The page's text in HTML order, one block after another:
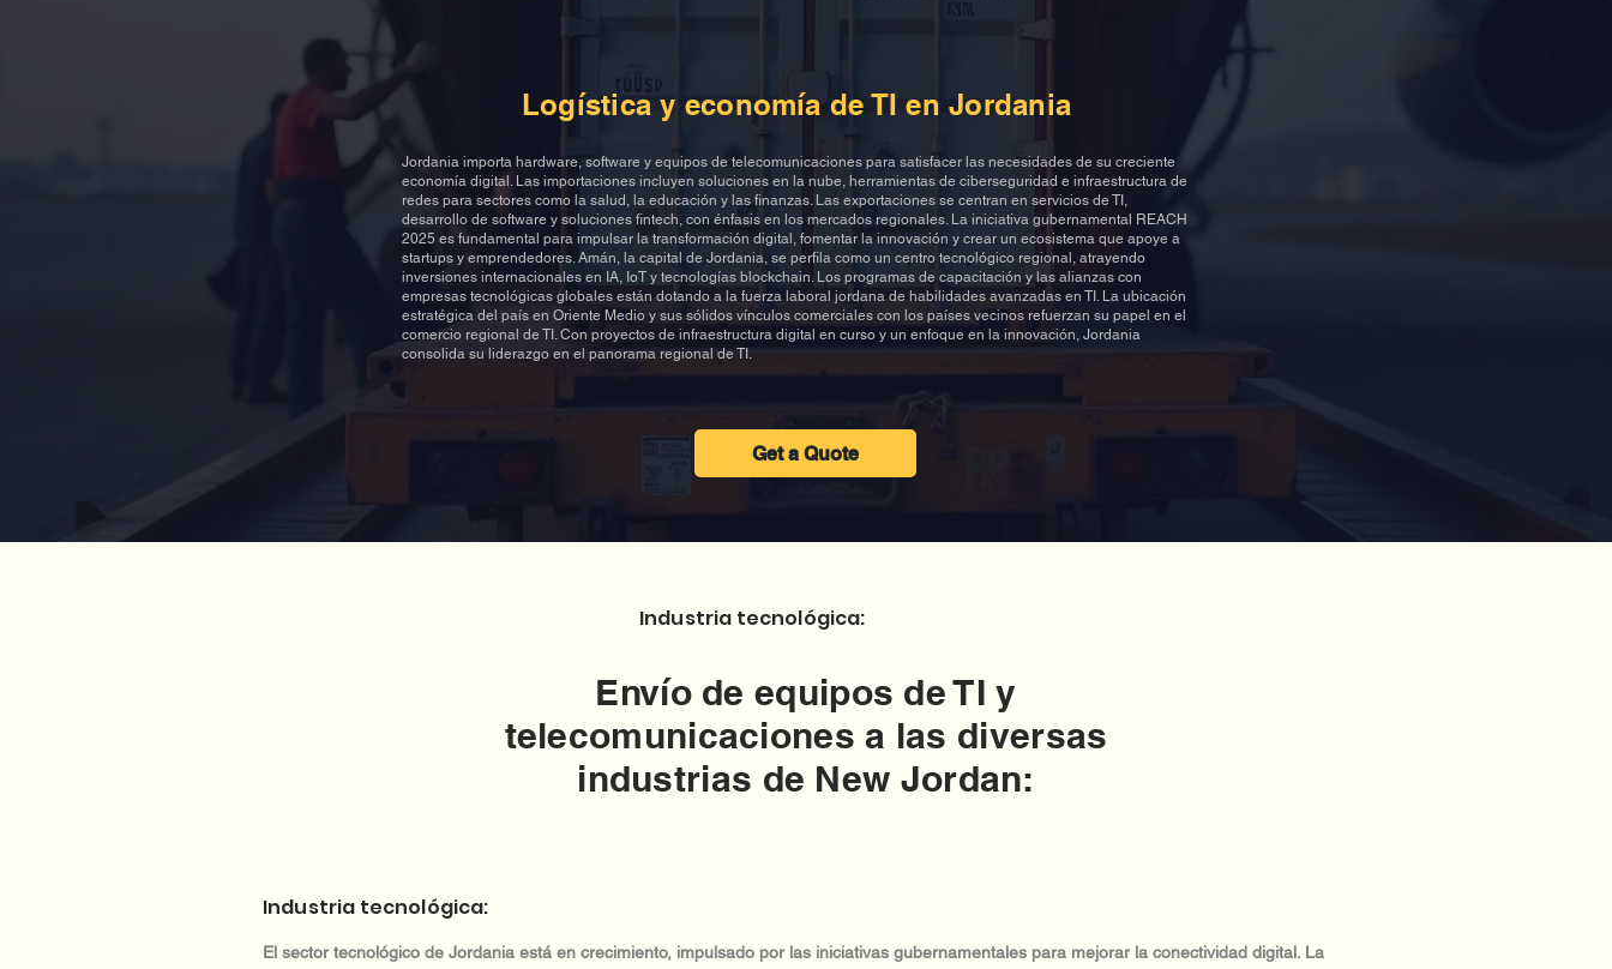
Logística y economía de TI en Jordania
Jordania importa hardware, software y equipos de telecomunicaciones para satisfacer las necesidades de su creciente
economía digital. Las importaciones incluyen soluciones en la nube, herramientas de ciberseguridad e infraestructura de
redes para sectores como la salud, la educación y las finanzas. Las exportaciones se centran en servicios de TI,
desarrollo de software y soluciones fintech, con énfasis en los mercados regionales. La iniciativa gubernamental REACH
2025 es fundamental para impulsar la transformación digital, fomentar la innovación y crear un ecosistema que apoye a
startups y emprendedores. Amán, la capital de Jordania, se perfila como un centro tecnológico regional, atrayendo
inversiones internacionales en IA, IoT y tecnologías blockchain. Los programas de capacitación y las alianzas con
empresas tecnológicas globales están dotando a la fuerza laboral jordana de habilidades avanzadas en TI. La ubicación
estratégica del país en Oriente Medio y sus sólidos vínculos comerciales con los países vecinos refuerzan su papel en el
comercio regional de TI. Con proyectos de infraestructura digital en curso y un enfoque en la innovación, Jordania
consolida su liderazgo en el panorama regional de TI.
Get a Quote
Industria tecnológica:
Envío de equipos de TI y
telecomunicaciones a las diversas
industrias de New Jordan:
Industria tecnológica:
El sector tecnológico de Jordania está en crecimiento, impulsado por las iniciativas gubernamentales para mejorar la conectividad digital. La